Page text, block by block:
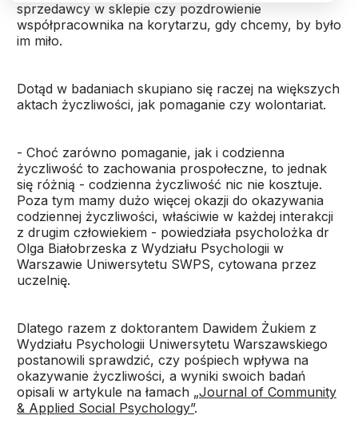
sprzedawcy w sklepie czy pozdrowienie
współpracownika na korytarzu, gdy chcemy, by było
im miło.
Dotąd w badaniach skupiano się raczej na większych
aktach życzliwości, jak pomaganie czy wolontariat.
- Choć zarówno pomaganie, jak i codzienna
życzliwość to zachowania prospołeczne, to jednak
się różnią - codzienna życzliwość nic nie kosztuje.
Poza tym mamy dużo więcej okazji do okazywania
codziennej życzliwości, właściwie w każdej interakcji
z drugim człowiekiem - powiedziała psycholożka dr
Olga Białobrzeska z Wydziału Psychologii w
Warszawie Uniwersytetu SWPS, cytowana przez
uczelnię.
Dlatego razem z doktorantem Dawidem Żukiem z
Wydziału Psychologii Uniwersytetu Warszawskiego
postanowili sprawdzić, czy pośpiech wpływa na
okazywanie życzliwości, a wyniki swoich badań
opisali w artykule na łamach „Journal of Community
& Applied Social Psychology”.